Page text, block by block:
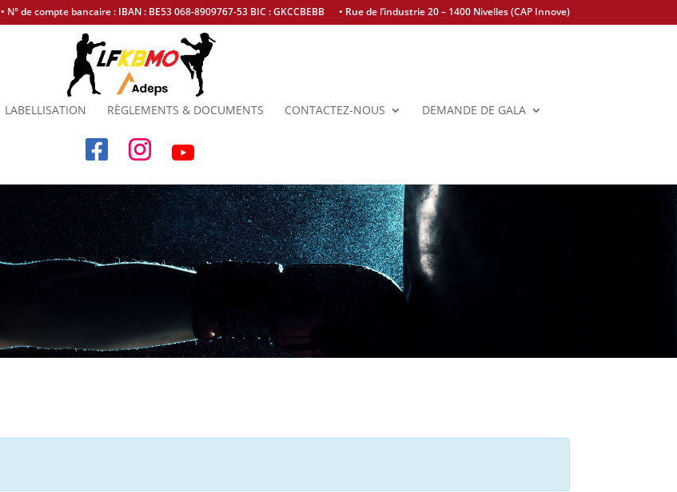
• N° de compte bancaire : IBAN : BE53 068-8909767-53 BIC : GKCCBEBB • Rue de l’industrie 20 – 1400 Nivelles (CAP Innove)
LABELLISATION RÈGLEMENTS & DOCUMENTS CONTACTEZ-NOUS DEMANDE DE GALA